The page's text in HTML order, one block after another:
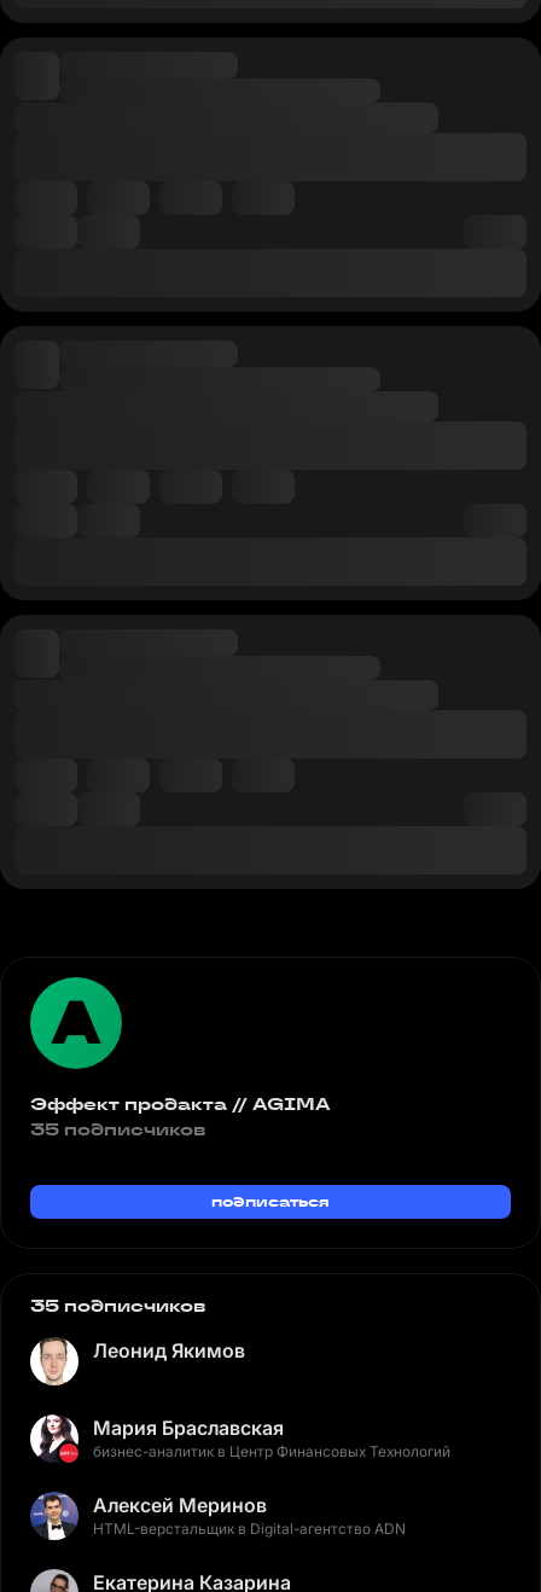
Эффект продакта // AGIMA
35 подписчиков
подписаться
35 подписчиков
Леонид Якимов
Мария Браславская
бизнес-аналитик в Центр Финансовых Технологий
Алексей Меринов
HTML-верстальщик в Digital-агентство ADN
Екатерина Казарина